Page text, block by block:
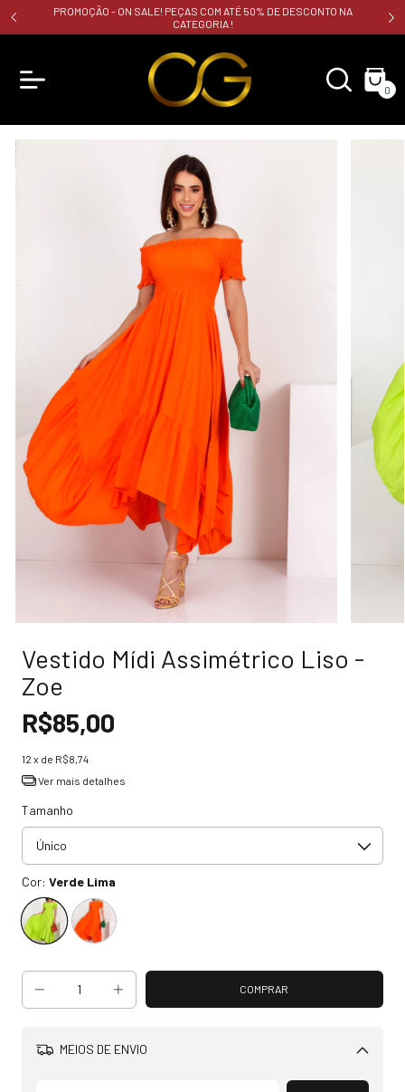
PROMOÇÃO - ON SALE! PEÇAS COM ATÉ 50% DE DESCONTO NA
CATEGORIA !
0
Vestido Mídi Assimétrico Liso -
Zoe
R$85,00
12 x de R$8,74
Ver mais detalhes
Tamanho
Cor: Verde Lima
MEIOS DE ENVIO
Alterar CEP